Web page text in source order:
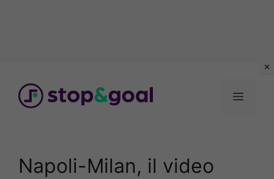
contenuto
Menu
Napoli-Milan, il video